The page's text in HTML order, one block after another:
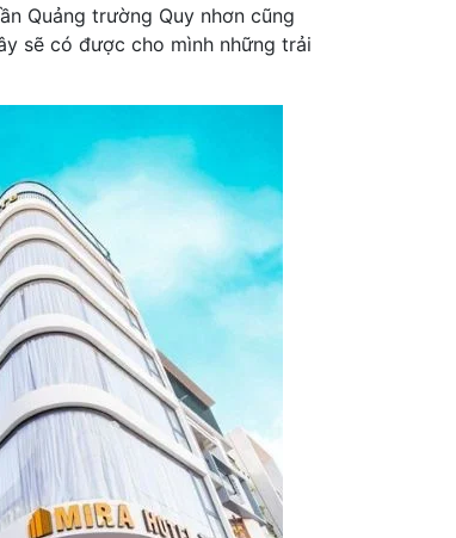
Quảng trường Quy nhơn cũng
sẽ có được cho mình những trải